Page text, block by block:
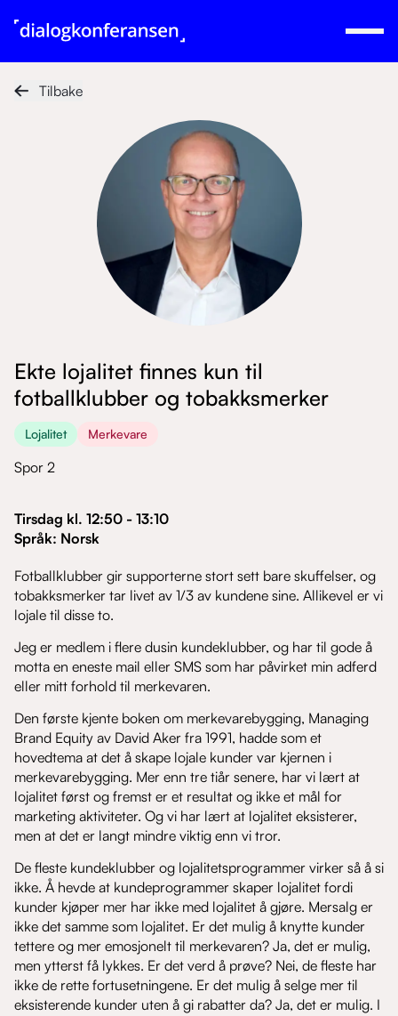
Tilbake
Ekte lojalitet finnes kun til
fotballklubber og tobakksmerker
Lojalitet Merkevare
Spor 2
Tirsdag kl. 12:50 - 13:10
Språk: Norsk
Fotballklubber gir supporterne stort sett bare skuffelser, og
tobakksmerker tar livet av 1/3 av kundene sine. Allikevel er vi
lojale til disse to.
Jeg er medlem i flere dusin kundeklubber, og har til gode å
motta en eneste mail eller SMS som har påvirket min adferd
eller mitt forhold til merkevaren.
Den første kjente boken om merkevarebygging, Managing
Brand Equity av David Aker fra 1991, hadde som et
hovedtema at det å skape lojale kunder var kjernen i
merkevarebygging. Mer enn tre tiår senere, har vi lært at
lojalitet først og fremst er et resultat og ikke et mål for
marketing aktiviteter. Og vi har lært at lojalitet eksisterer,
men at det er langt mindre viktig enn vi tror.
De fleste kundeklubber og lojalitetsprogrammer virker så å si
ikke. Å hevde at kundeprogrammer skaper lojalitet fordi
kunder kjøper mer har ikke med lojalitet å gjøre. Mersalg er
ikke det samme som lojalitet. Er det mulig å knytte kunder
tettere og mer emosjonelt til merkevaren? Ja, det er mulig,
men ytterst få lykkes. Er det verd å prøve? Nei, de fleste har
ikke de rette fortusetningene. Er det mulig å selge mer til
eksisterende kunder uten å gi rabatter da? Ja, det er mulig. I